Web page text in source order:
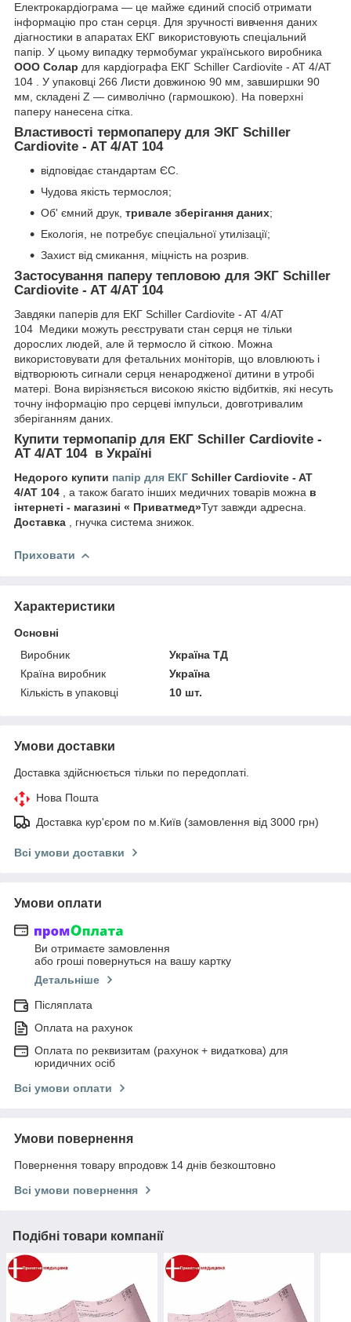
Електрокардіограма — це майже єдиний спосіб отримати
інформацію про стан серця. Для зручності вивчення даних
діагностики в апаратах ЕКГ використовують спеціальний
папір. У цьому випадку термобумаг українського виробника
ООО Солар для кардіографа ЕКГ Schiller Cardiovite - AT 4/AT
104 . У упаковці 266 Листи довжиною 90 мм, завширшки 90
мм, складені Z — символічно (гармошкою). На поверхні
паперу нанесена сітка.
Властивості термопаперу для ЭКГ Schiller
Cardiovite - AT 4/AT 104
відповідає стандартам ЄС.
Чудова якість термослоя;
Об' ємний друк, тривале зберігання даних;
Екологія, не потребує спеціальної утилізації;
Захист від смикання, міцність на розрив.
Застосування паперу тепловою для ЭКГ Schiller
Cardiovite - AT 4/AT 104
Завдяки паперів для ЕКГ Schiller Cardiovite - AT 4/AT
104 Медики можуть реєструвати стан серця не тільки
дорослих людей, але й термосло й сіткою. Можна
використовувати для фетальних моніторів, що вловлюють і
відтворюють сигнали серця ненародженої дитини в утробі
матері. Вона вирізняється високою якістю відбитків, які несуть
точну інформацію про серцеві імпульси, довготривалим
зберіганням даних.
Купити термопапір для ЕКГ Schiller Cardiovite -
AT 4/AT 104 в Україні
Недорого купити папір для ЕКГ Schiller Cardiovite - AT
4/AT 104
, а також багато інших медичних товарів можна в
інтернеті - магазині « Приватмед»Тут завжди адресна.
Доставка
, гнучка система знижок.
Приховати
Характеристики
Основні
Виробник
Україна ТД
Країна виробник
Україна
Кількість в упаковці
10 шт.
Умови доставки
Доставка здійснюється тільки по передоплаті.
Нова Пошта
Доставка кур'єром по м.Київ (замовлення від 3000 грн)
Всі умови доставки
Умови оплати
Ви отримаєте замовлення
або гроші повернуться на вашу картку
Детальніше
Післяплата
Оплата на рахунок
Оплата по реквизитам (рахунок + видаткова) для
юридичних осіб
Всі умови оплати
Умови повернення
Повернення товару впродовж 14 днів безкоштовно
Всі умови повернення
Подібні товари компанії